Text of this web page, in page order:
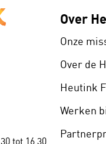
tot 16.30
Over
Onze
Over de
Heutink
Werken